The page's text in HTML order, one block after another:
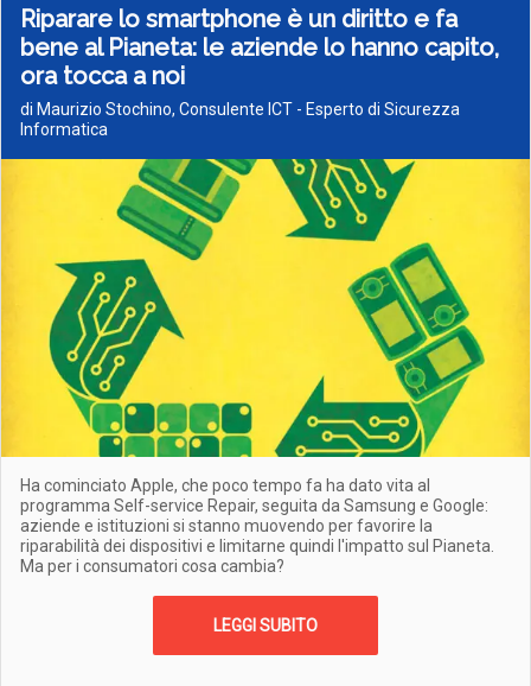
Riparare lo smartphone è un diritto e fa
bene al Pianeta: le aziende lo hanno capito,
ora tocca a noi
di Maurizio Stochino, Consulente ICT - Esperto di Sicurezza
Informatica
Ha cominciato Apple, che poco tempo fa ha dato vita al
programma Self-service Repair, seguita da Samsung e Google:
aziende e istituzioni si stanno muovendo per favorire la
riparabilità dei dispositivi e limitarne quindi l'impatto sul Pianeta.
Ma per i consumatori cosa cambia?
LEGGI SUBITO